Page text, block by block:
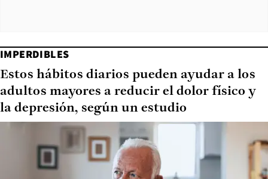
IMPERDIBLES
Estos hábitos diarios pueden ayudar a los
adultos mayores a reducir el dolor físico y
la depresión, según un estudio